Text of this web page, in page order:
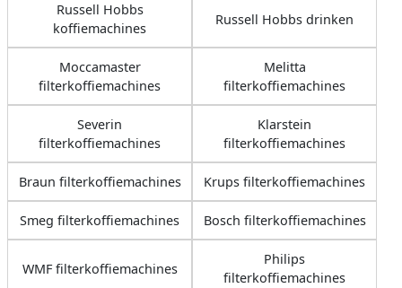
Russell Hobbs
koffiemachines
Russell Hobbs drinken
Moccamaster
filterkoffiemachines
Melitta
filterkoffiemachines
Severin
filterkoffiemachines
Klarstein
filterkoffiemachines
Braun filterkoffiemachines Krups filterkoffiemachines
Smeg filterkoffiemachines Bosch filterkoffiemachines
WMF filterkoffiemachines
Philips
filterkoffiemachines